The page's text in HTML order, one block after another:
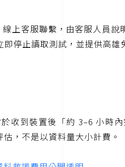
上客服聯繫，由客服人員
停止讀取測試，並提供高
收到裝置後「約 3–6 小時
，不是以資料量大小計費。